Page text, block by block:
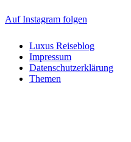
Auf Instagram folgen
Luxus Reiseblog
Impressum
Datenschutzerklärung
Themen